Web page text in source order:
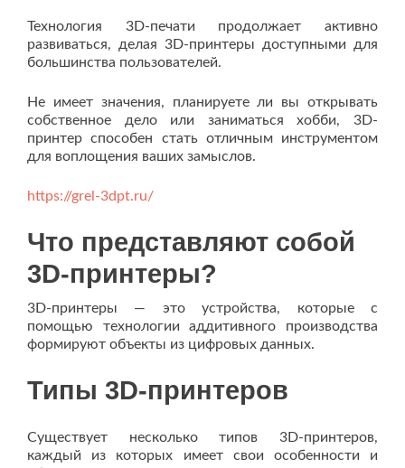
Технология 3D-печати продолжает активно
развиваться, делая 3D-принтеры доступными для
большинства пользователей.
Не имеет значения, планируете ли вы открывать
собственное дело или заниматься хобби, 3D-
принтер способен стать отличным инструментом
для воплощения ваших замыслов.
https://grel-3dpt.ru/
Что представляют собой
3D-принтеры?
3D-принтеры — это устройства, которые с
помощью технологии аддитивного производства
формируют объекты из цифровых данных.
Типы 3D-принтеров
Существует несколько типов 3D-принтеров,
каждый из которых имеет свои особенности и